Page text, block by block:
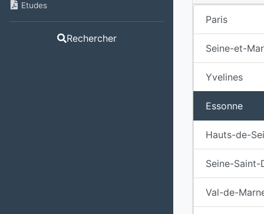
Etudes
Rechercher
Paris
Seine-et-
Yvelines
Essonne
Hauts-de-
Seine-Saint-
Val-de-